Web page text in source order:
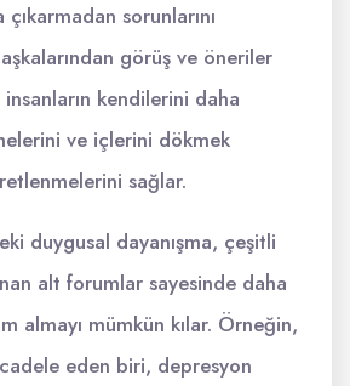
sorunlarını
görüş ve öneriler
kendilerini daha
ve içlerini dökmek
sağlar.
duygusal dayanışma, çeşitli
alt forumlar sayesinde daha
almayı mümkün kılar. Örneğin,
eden biri, depresyon